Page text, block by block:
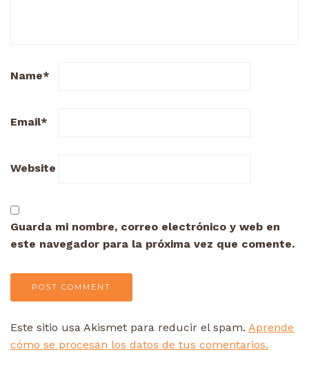
Name*
Email*
Website
Guarda mi nombre, correo electrónico y web en
este navegador para la próxima vez que comente.
Este sitio usa Akismet para reducir el spam. Aprende
cómo se procesan los datos de tus comentarios.